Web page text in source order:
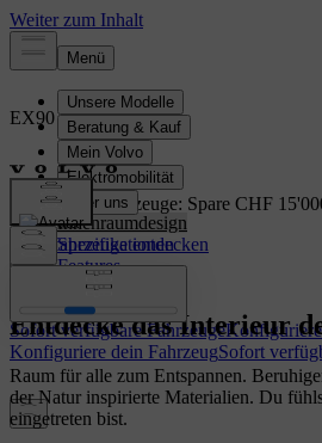
EX90 Vollelektrisch
Übersicht
Innenraumdesign
Spezifikationen
Features
Sofort verfügbare Fahrzeuge
Konfiguriere dein FahrzeugSofort
EX90 Lagerfahrzeuge: Spare CHF
Lagerfahrzeuge entdecken
Entdecke das Interieur
Raum für alle zum Entspannen.
der Natur inspirierte Materialien. Du
eingetreten bist.